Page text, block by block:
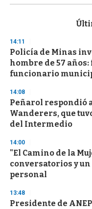
s
d
s
o
f
3
s
e
c
o
n
14:11
Policía de Minas
hombre de 57
funcionario
14:08
Peñarol respondió
Wanderers, que
del Intermedio
14:00
"El Camino de la
conversatorios y
personal
13:48
Presidente de